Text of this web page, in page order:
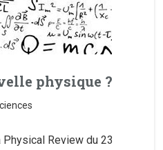
physique ?
Physical Review du 23